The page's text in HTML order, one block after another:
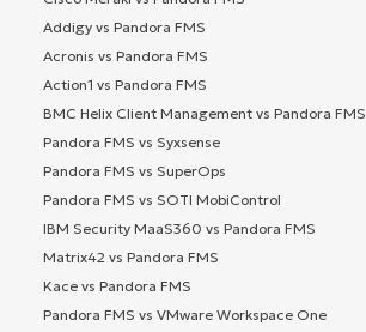
Addigy vs Pandora FMS
Acronis vs Pandora FMS
Action1 vs Pandora FMS
BMC Helix Client Management vs Pandora FMS
Pandora FMS vs Syxsense
Pandora FMS vs SuperOps
Pandora FMS vs SOTI MobiControl
IBM Security MaaS360 vs Pandora FMS
Matrix42 vs Pandora FMS
Kace vs Pandora FMS
Pandora FMS vs VMware Workspace One